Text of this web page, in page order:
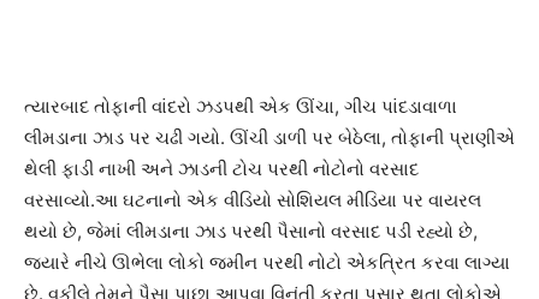
ત્યારબાદ તોફાની વાંદરો ઝડપથી એક ઊંચા, ગીચ પાંદડાવાળા
લીમડાના ઝાડ પર ચઢી ગયો. ઊંચી ડાળી પર બેઠેલા, તોફાની પ્રાણીએ
થેલી ફાડી નાખી અને ઝાડની ટોચ પરથી નોટોનો વરસાદ
વરસાવ્યો.આ ઘટનાનો એક વીડિયો સોશિયલ મીડિયા પર વાયરલ
થયો છે, જેમાં લીમડાના ઝાડ પરથી પૈસાનો વરસાદ પડી રહ્યો છે,
જ્યારે નીચે ઊભેલા લોકો જમીન પરથી નોટો એકત્રિત કરવા લાગ્યા
છે. વકીલે તેમને પૈસા પાછા આપવા વિનંતી કરતા પસાર થતા લોકોએ